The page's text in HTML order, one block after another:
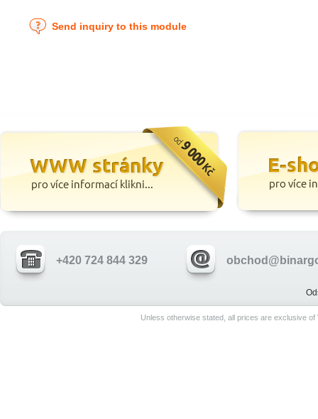
Send inquiry to this module
+420 724 844 329
Unless otherwise stated, all prices are exclusive